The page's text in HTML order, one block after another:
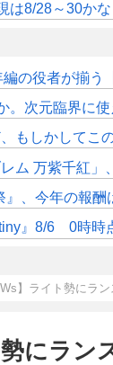
は8/28～30かな
の役者が揃う
。次元臨界に
もしかしてこ
ム 万紫千紅
、今年の報酬
』8/6 0時時
】ライト勢にラ
勢にラ